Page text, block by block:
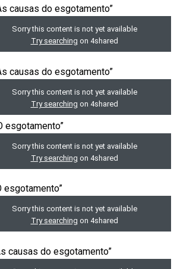
causas do esgotamento”
causas do esgotamento”
esgotamento”
esgotamento”
causas do esgotamento”